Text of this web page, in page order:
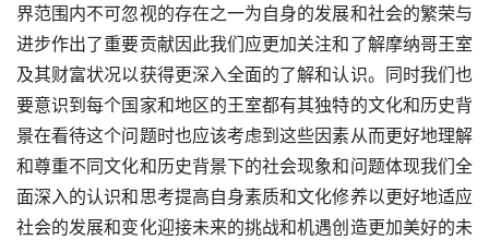
界范围内不可忽视的存在之一为自身的发展和社会的繁荣与
进步作出了重要贡献因此我们应更加关注和了解摩纳哥王室
及其财富状况以获得更深入全面的了解和认识。同时我们也
要意识到每个国家和地区的王室都有其独特的文化和历史背
景在看待这个问题时也应该考虑到这些因素从而更好地理解
和尊重不同文化和历史背景下的社会现象和问题体现我们全
面深入的认识和思考提高自身素质和文化修养以更好地适应
社会的发展和变化迎接未来的挑战和机遇创造更加美好的未